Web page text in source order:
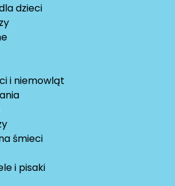
dzieci
i niemowląt
śmieci
i pisaki